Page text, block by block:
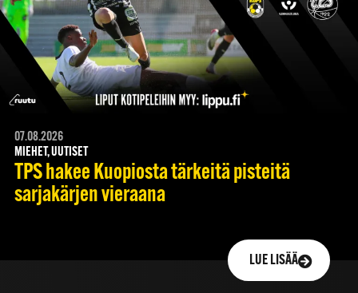
07.08.2026
MIEHET, UUTISET
TPS hakee Kuopiosta tärkeitä pisteitä
sarjakärjen vieraana
LUE LISÄÄ